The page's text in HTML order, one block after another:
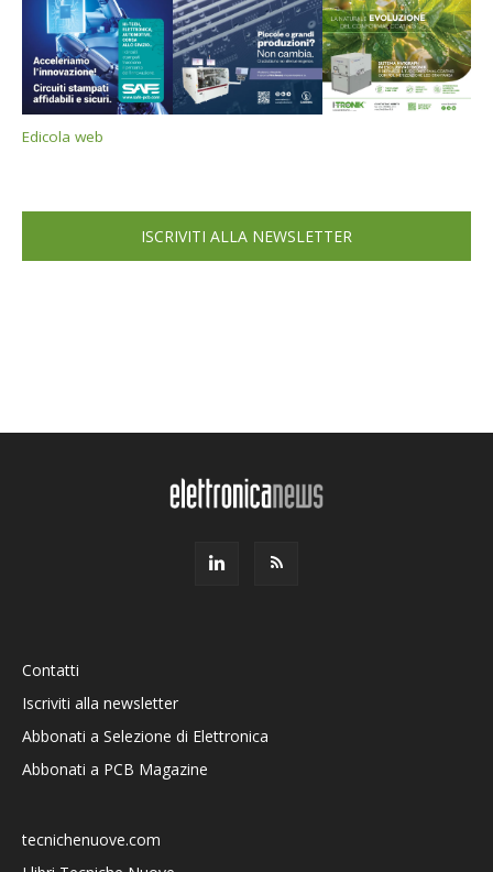
Edicola web
ISCRIVITI ALLA NEWSLETTER
Contatti
Iscriviti alla newsletter
Abbonati a Selezione di Elettronica
Abbonati a PCB Magazine
tecnichenuove.com